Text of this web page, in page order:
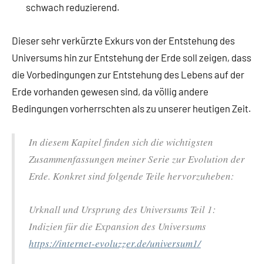
schwach reduzierend.
Dieser sehr verkürzte Exkurs von der Entstehung des
Universums hin zur Entstehung der Erde soll zeigen, dass
die Vorbedingungen zur Entstehung des Lebens auf der
Erde vorhanden gewesen sind, da völlig andere
Bedingungen vorherrschten als zu unserer heutigen Zeit.
In diesem Kapitel finden sich die wichtigsten
Zusammenfassungen meiner Serie zur Evolution der
Erde. Konkret sind folgende Teile hervorzuheben:
Urknall und Ursprung des Universums Teil 1:
Indizien für die Expansion des Universums
https://internet-evoluzzer.de/universum1/